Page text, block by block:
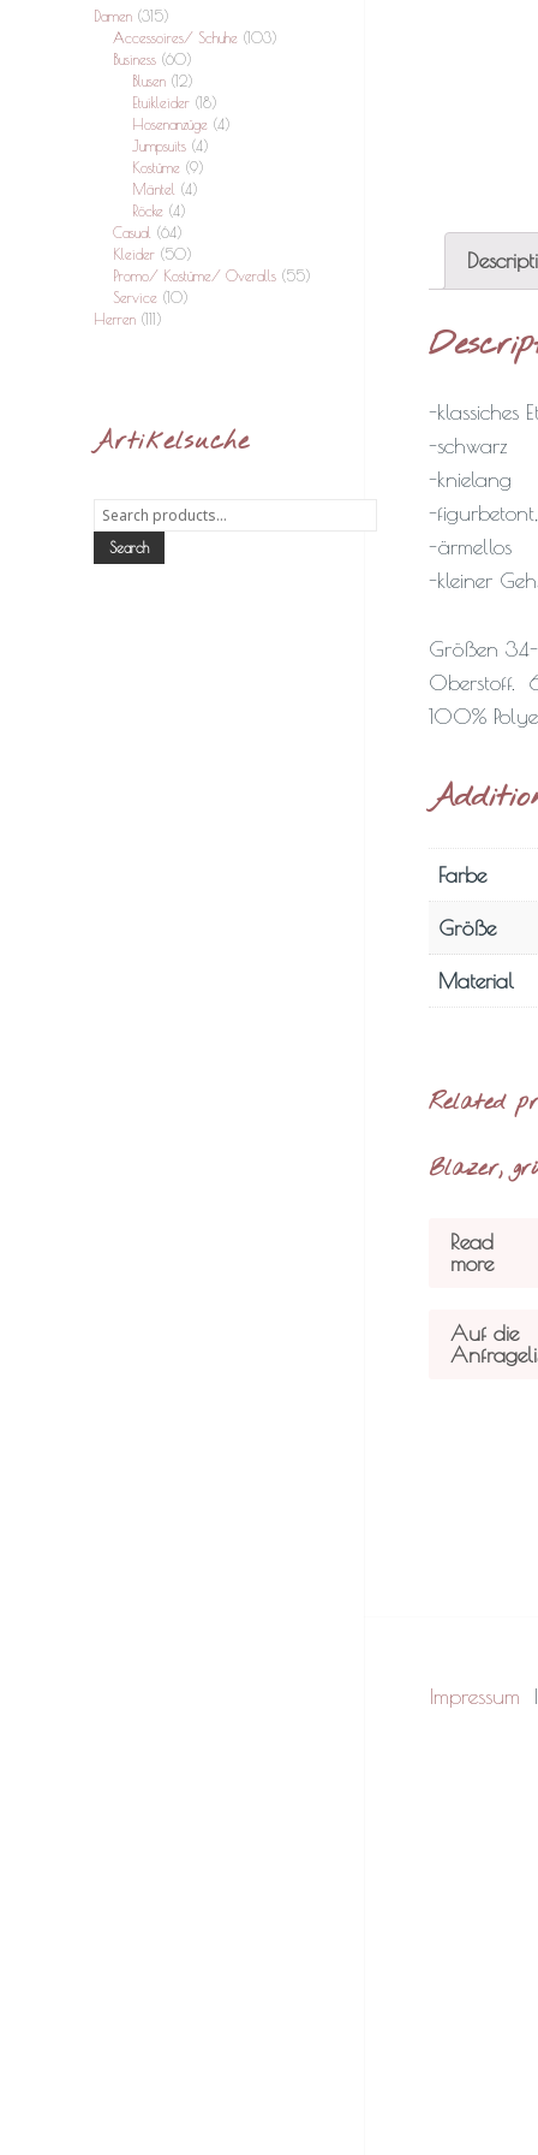
Damen (315)
Accessoires/ Schuhe (103)
Business (60)
Blusen (12)
Etuikleider (18)
Hosenanzüge (4)
Jumpsuits (4)
Kostüme (9)
Mäntel (4)
Röcke (4)
Casual (64)
Kleider (50)
Promo/ Kostüme/ Overalls (55)
Service (10)
Herren (111)
Artikelsuche
Search
for:
Search
-klassiches
-schwarz
-knielang
-
-ärmellos
-kleiner
Größen
Oberstoff.
100%
Farbe
Größe
Material
Related
Blazer,
Read
more
Auf die
Impressum